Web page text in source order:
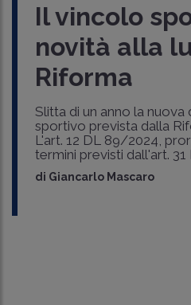
Il vincolo
novità alla
Riforma
Slitta di un anno la nuova
sportivo prevista dalla
L'art. 12 DL 89/2024,
termini previsti dall'art. 31
di Giancarlo Mascaro